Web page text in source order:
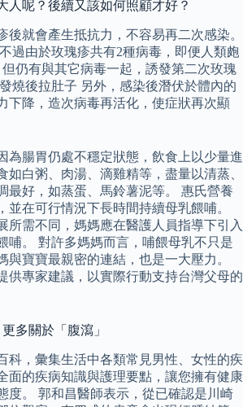
人呢？後續又該如何照顧才好？
後就會產生抵抗力，不容易再二次感染。
過由於玫瑰疹共有2種病毒，即便人類皰
仍有與其它病毒一起，誘發第二次玫瑰
燒後拉肚子 另外，感染後潛伏於體內的
下降，造次病毒再活化，使症狀再次顯
為腸胃仍處不穩定狀態，飲食上以少量進
如白粥、肉湯、滴雞精等，盡量以清蒸、
最好，如蒸蛋、馬鈴薯泥等。 惠氏營養
並在可行情況下長時間持續母乳餵哺。
所需不同，媽媽應在醫護人員指導下引入
哺。 對許多媽媽而言，哺餵母乳不只是
與寶寶最親密的連結，也是一大壓力。
供專家建議，以實際行動支持台灣父母的
多關於「腹瀉」
科，彙集生活中各類常見男性、女性的疾
面的疾病知識與護理要點，讓您擁有健康
度。 郭和昌醫師表示，從已確認是川崎